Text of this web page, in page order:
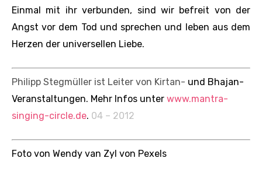
Einmal mit ihr verbunden, sind wir befreit von der
Angst vor dem Tod und sprechen und leben aus dem
Herzen der universellen Liebe.
Philipp Stegmüller ist Leiter von Kirtan- und Bhajan-
Veranstaltungen. Mehr Infos unter www.mantra-
singing-circle.de. 04 – 2012
Foto von Wendy van Zyl von Pexels